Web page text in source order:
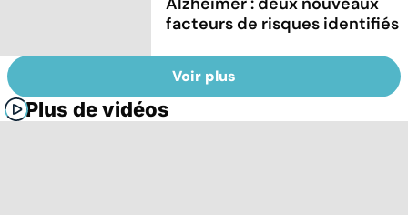
facteurs de risques identifiés
Voir plus
Plus de vidéos